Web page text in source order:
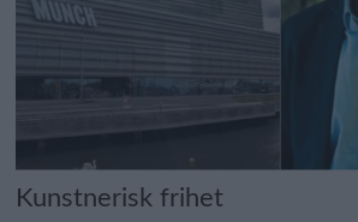
Kunstnerisk frihet